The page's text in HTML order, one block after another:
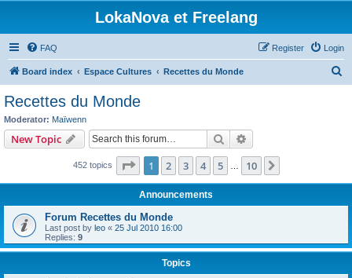
LokaNova et Freelang
FAQ Login
Register
Board index Espace Cultures Recettes du Monde
Recettes du Monde
Moderator: Maïwenn
New Topic Search
452 topics Page 1of 10
1 2 3 4 5 10
Announcements
Forum Recettes du Monde
Last post by leo « 25 Jul 2010 16:00
Replies: 9
Topics